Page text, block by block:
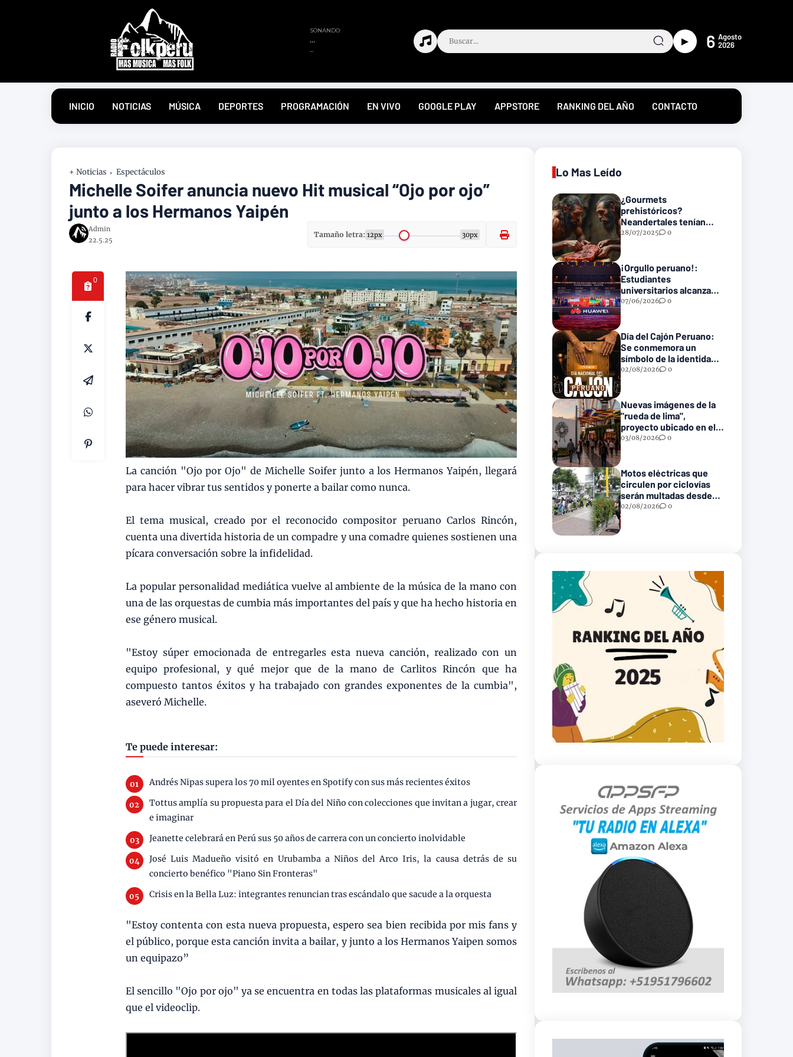
► 6 Agosto
2026
INICIO NOTICIAS MÚSICA DEPORTES PROGRAMACIÓN EN VIVO GOOGLE PLAY APPSTORE RANKING DEL AÑO CONTACTO
+ Noticias Espectáculos
Michelle Soifer anuncia nuevo Hit musical “Ojo por ojo”
junto a los Hermanos Yaipén
Admin
22.5.25
Tamaño letra: 12px 30px
0
La canción "Ojo por Ojo" de Michelle Soifer junto a los Hermanos Yaipén, llegará
para hacer vibrar tus sentidos y ponerte a bailar como nunca.
El tema musical, creado por el reconocido compositor peruano Carlos Rincón,
cuenta una divertida historia de un compadre y una comadre quienes sostienen una
pícara conversación sobre la infidelidad.
La popular personalidad mediática vuelve al ambiente de la música de la mano con
una de las orquestas de cumbia más importantes del país y que ha hecho historia en
ese género musical.
"Estoy súper emocionada de entregarles esta nueva canción, realizado con un
equipo profesional, y qué mejor que de la mano de Carlitos Rincón que ha
compuesto tantos éxitos y ha trabajado con grandes exponentes de la cumbia",
aseveró Michelle.
Te puede interesar:
Andrés Nipas supera los 70 mil oyentes en Spotify con sus más recientes éxitos
Tottus amplía su propuesta para el Día del Niño con colecciones que invitan a jugar, crear
e imaginar
Jeanette celebrará en Perú sus 50 años de carrera con un concierto inolvidable
José Luis Madueño visitó en Urubamba a Niños del Arco Iris, la causa detrás de su
concierto benéfico "Piano Sin Fronteras"
Crisis en la Bella Luz: integrantes renuncian tras escándalo que sacude a la orquesta
"Estoy contenta con esta nueva propuesta, espero sea bien recibida por mis fans y
el público, porque esta canción invita a bailar, y junto a los Hermanos Yaipen somos
un equipazo”
El sencillo "Ojo por ojo" ya se encuentra en todas las plataformas musicales al igual
que el videoclip.
Lo Mas Leído
¿Gourmets
prehistóricos?
Neandertales tenían
recetas heredadas… y
28/07/2025 0
¡Orgullo peruano!:
Estudiantes
universitarios alcanzan
el podio en la final
07/06/2026 0
Día del Cajón Peruano:
Se conmemora un
símbolo de la identidad
musical nacional
02/08/2026 0
Nuevas imágenes de la
"rueda de lima",
proyecto ubicado en el
parque de la reserva
03/08/2026 0
Motos eléctricas que
circulen por ciclovías
serán multadas desde
S/ 550 a partir de este 2
02/08/2026 0